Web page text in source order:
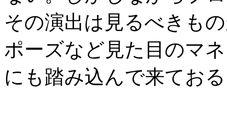
その演出は見るべきも
ポーズなど見た目のマ
にも踏み込んで来てお